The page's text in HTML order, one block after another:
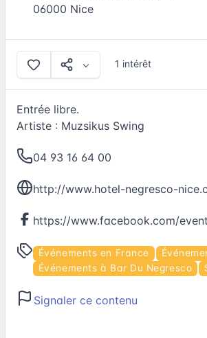
06000 Nice
1 intérêt
Entrée libre.
Artiste : Muzsikus Swing
04 93 16 64 00
Événements en France
Événements à Bar Du Negresco
Signaler ce contenu